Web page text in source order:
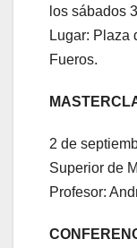
los sábados
Lugar: Plaza
Fueros.
2 de
Superior de
Profesor: